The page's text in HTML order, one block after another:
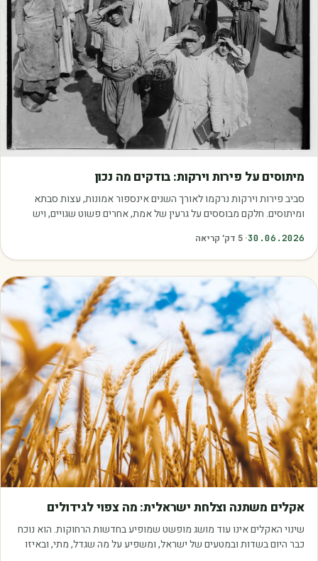
מיתוסים על פירות וירקות: בודקים מה נכון
סביב פירות וירקות נרקמו לאורך השנים אינספור אמונות, עצות סבתא
ומיתוסים. חלקם מבוססים על גרעין של אמת, אחרים פשוט שגויים, ויש
30.06.2026
·
5 דק׳ קריאה
אקלים משתנה וצלחת ישראלית: מה צפוי לגידולים
שינוי האקלים אינו עוד מושג מופשט שמופיע בחדשות הרחוקות. הוא נוכח
כבר היום בשדות ובמטעים של ישראל, ומשפיע על מה שגדל, מתי, ובאיזו